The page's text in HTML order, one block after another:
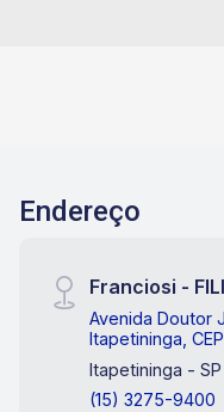
Endereço
Franciosi -
Avenida Doutor
Itapetininga,
Itapetininga - SP
(15) 3275-9400